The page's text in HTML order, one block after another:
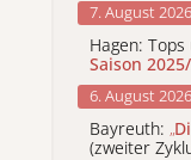
7. August 2026
Hagen: Tops
Saison
6. August 2026
Bayreuth: „
(zweiter